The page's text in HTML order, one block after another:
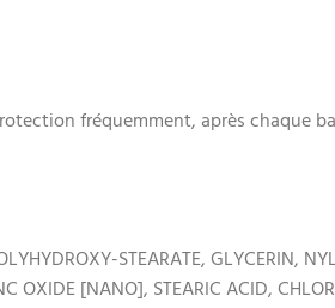
fréquemment, après chaque
STEARATE, GLYCERIN,
OXIDE [NANO], STEARIC ACID,